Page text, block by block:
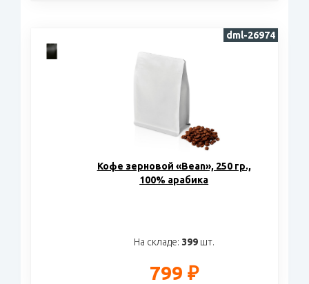
Кофе зерновой «Bean», 250 гр.,
100% арабика
На складе: 399шт.
799 ₽
dml-26974